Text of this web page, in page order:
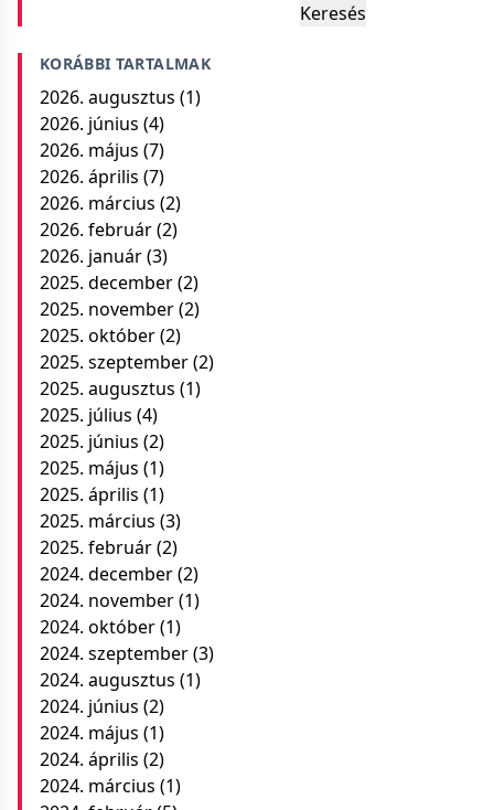
Keresés
KORÁBBI TARTALMAK
2026. augusztus (1)
2026. június (4)
2026. május (7)
2026. április (7)
2026. március (2)
2026. február(2)
2026. január(3)
2025. december(2)
2025. november(2)
2025. október(2)
2025. szeptember(2)
2025. augusztus (1)
2025. július (4)
2025. június (2)
2025. május (1)
2025. április (1)
2025. március (3)
2025. február(2)
2024. december(2)
2024. november(1)
2024. október(1)
2024. szeptember(3)
2024. augusztus (1)
2024. június (2)
2024. május (1)
2024. április (2)
2024. március (1)